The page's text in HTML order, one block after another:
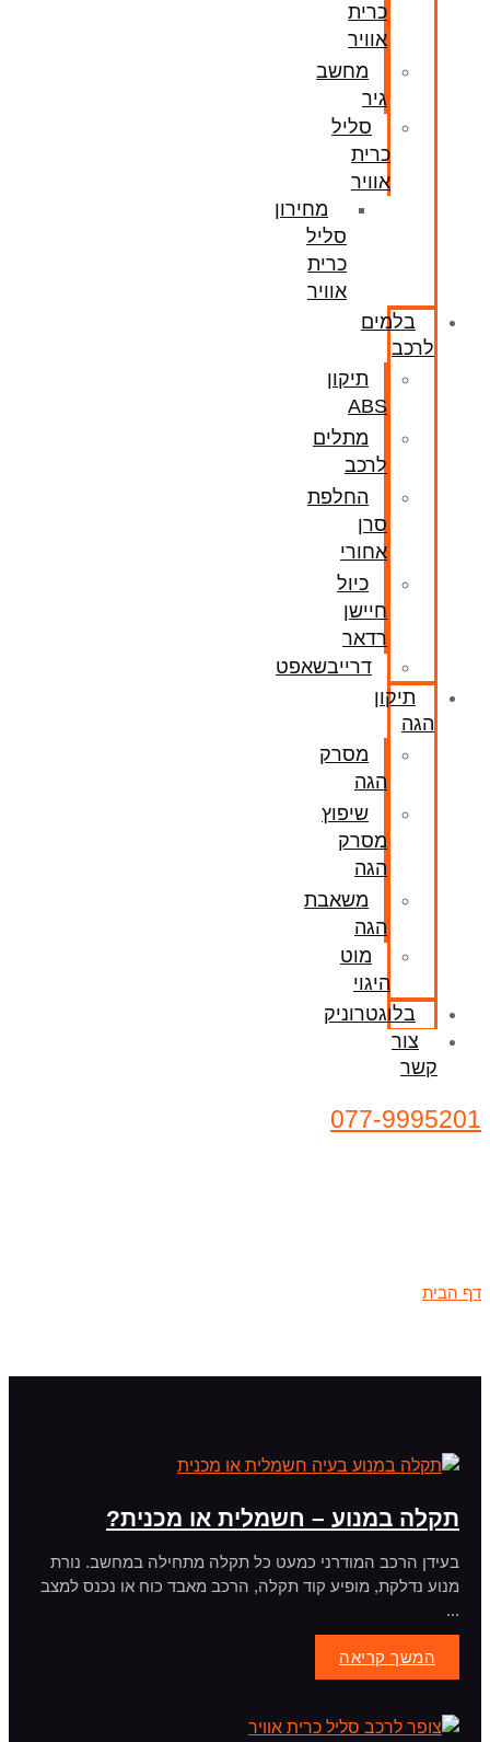
כרית
אוויר
מחשב
גיר
סליל
כרית
אוויר
מחירון
סליל
כרית
אוויר
בלמים
לרכב
תיקון
ABS
מתלים
לרכב
החלפת
סרן
אחורי
כיול
חיישן
רדאר
דרייבשאפט
תיקון
הגה
מסרק
הגה
שיפוץ
מסרק
הגה
משאבת
הגה
מוט
היגוי
בלוגטרוניק
צור
קשר
077-9995201
דף הבית
תקלה במנוע – חשמלית או מכנית?
בעידן הרכב המודרני כמעט כל תקלה מתחילה במחשב. נורת
מנוע נדלקת, מופיע קוד תקלה, הרכב מאבד כוח או נכנס למצב
...
המשך קריאה